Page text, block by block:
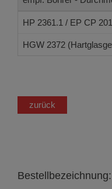
HP 2361.1 / EP CP
HGW 2372
zurück
Bestellbezeichnung: